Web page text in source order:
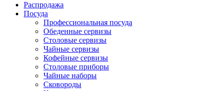
Распродажа
Посуда
Профессиональная посуда
Обеденные сервизы
Столовые сервизы
Чайные сервизы
Кофейные сервизы
Столовые приборы
Чайные наборы
Сковороды